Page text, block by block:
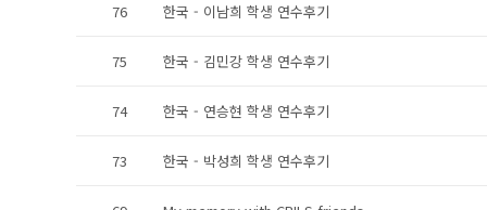
76 한국 - 이남희 학생 연수후기
75 한국 - 김민강 학생 연수후기
74 한국 - 연승현 학생 연수후기
73 한국 - 박성희 학생 연수후기